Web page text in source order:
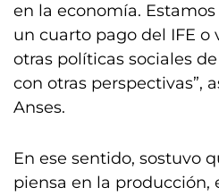
en la economía.
un cuarto pago del IFE o
otras políticas sociales
con otras perspectivas”,
Anses.
En ese sentido, sostuvo
piensa en la producción,